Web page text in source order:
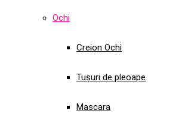
Ochi
Creion Ochi
Tușuri de pleoape
Mascara